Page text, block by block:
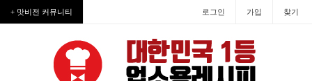
+ 맛비전 커뮤니티 로그인 가입 찾기